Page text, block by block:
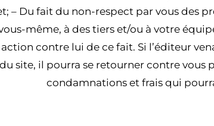
– Du fait du non-respect par vous des
même, à des tiers et/ou à votre
contre lui de ce fait. Si l’éditeur
site, il pourra se retourner contre vous
condamnations et frais qui